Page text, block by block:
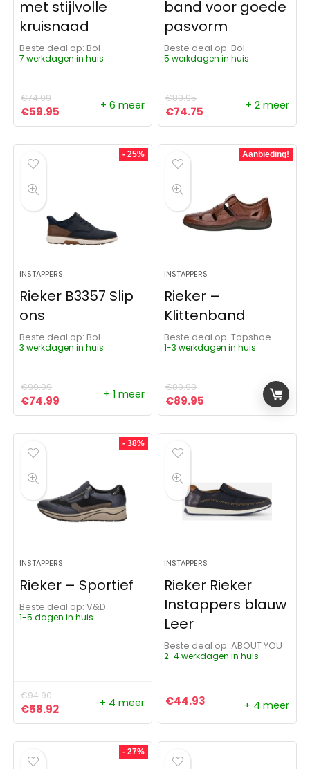
met stijlvolle
kruisnaad
Beste deal op:
Bol
7 werkdagen in huis
€74.99
Oorspronkelijke prijs was: €74.99.
€59.95 Huidige prijs is: €59.95.
+ 6 meer
band voor goede
pasvorm
Beste deal op:
Bol
5 werkdagen in huis
€89.95
Oorspronkelijke prijs
€74.75 Huidige prijs is:
+ 2 meer
- 25%
INSTAPPERS
Rieker B3357 Slip
ons
Beste deal op:
Bol
3 werkdagen in huis
€99.99
Oorspronkelijke prijs was: €99.99.
€74.99 Huidige prijs is: €74.99.
+ 1 meer
Aanbieding!
INSTAPPERS
Rieker –
Klittenband
Beste deal op:
Topshoe
1-3 werkdagen in huis
€89.99
Oorspronkelijke prijs
€89.95 Huidige prijs is:
- 38%
INSTAPPERS
Rieker – Sportief
Beste deal op:
V&D
1-5 dagen in huis
€94.90
Oorspronkelijke prijs was: €94.90.
€58.92Huidige prijs is: €58.92.
+ 4 meer
INSTAPPERS
Rieker Rieker
Instappers blauw
Leer
Beste deal op:
ABOUT YOU
2-4 werkdagen in huis
€44.93 + 4 meer
- 27%